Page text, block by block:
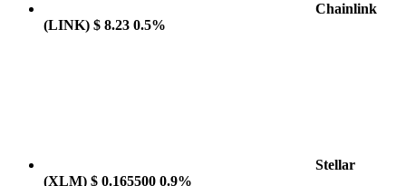
Chainlink
(LINK) $ 8.23 0.5%
Stellar
(XLM) $ 0.165500 0.9%